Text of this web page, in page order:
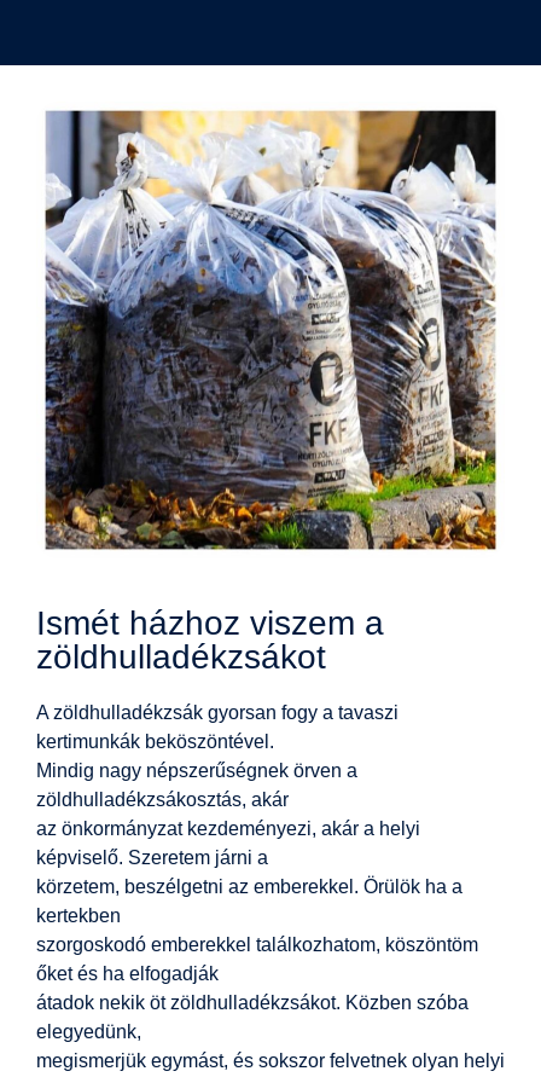
Ismét házhoz viszem a
zöldhulladékzsákot
A zöldhulladékzsák gyorsan fogy a tavaszi
kertimunkák beköszöntével.
Mindig nagy népszerűségnek örven a
zöldhulladékzsákosztás, akár
az önkormányzat kezdeményezi, akár a helyi
képviselő. Szeretem járni a
körzetem, beszélgetni az emberekkel. Örülök ha a
kertekben
szorgoskodó emberekkel találkozhatom, köszöntöm
őket és ha elfogadják
átadok nekik öt zöldhulladékzsákot. Közben szóba
elegyedünk,
megismerjük egymást, és sokszor felvetnek olyan helyi